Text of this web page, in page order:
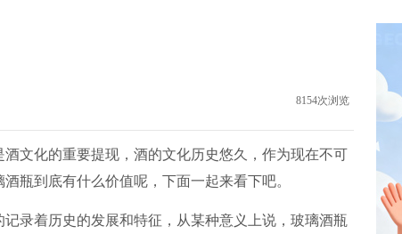
8154次浏览
文化的重要提现，酒的文化历史悠久，作为现在不可
瓶到底有什么价值呢，下面一起来看下吧。
着历史的发展和特征，从某种意义上说，玻璃酒瓶